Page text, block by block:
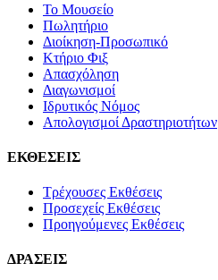
Το Μουσείο
Πωλητήριο
Διοίκηση-Προσωπικό
Κτήριο Φιξ
Απασχόληση
Διαγωνισμοί
Ιδρυτικός Νόμος
Απολογισμοί Δραστηριοτήτων
ΕΚΘΕΣΕΙΣ
Τρέχουσες Εκθέσεις
Προσεχείς Εκθέσεις
Προηγούμενες Εκθέσεις
ΔΡΑΣΕΙΣ